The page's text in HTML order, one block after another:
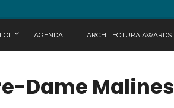
AGENDA ARCHITECTURA AWARDS
Dame Malines